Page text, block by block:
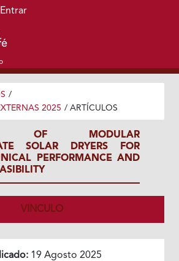
principal
sitio
Entrar
/
2025 / ARTÍCULOS
OF MODULAR
SOLAR DRYERS FOR
PERFORMANCE AND
VINCULO
19 Agosto 2025